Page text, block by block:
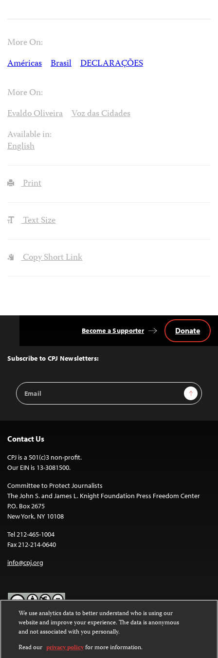
More On:
Américas
Brasil DECLARAÇÕES
More On:
Evaldo Oliveira
Voz das Cidades
Available in:
English
Print
Text Size
Copy Short Link
Top
Subscribe to CPJ Newsletters:
Email
Address
Sign Up
Become a Supporter Donate
Contact Us
CPJ is a 501(c)3 non-profit.
Our EIN is 13-3081500.
Committee to Protect Journalists
The John S. and James L. Knight Foundation Press Freedom Center
P.O. Box 2675
New York, NY 10108
Tel 212-465-1004
Fax 212-214-0640
info@cpj.org
Except where noted, text on this website is licensed under a
Commons Attribution-NonCommercial-NoDerivatives 4.0
International License.
We use analytics data to better understand who is using our
website and improve your experience. The data is anonymous
and not associated with you personally.
Read our privacy policyfor more information.